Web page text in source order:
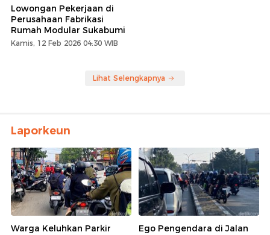
Lowongan Pekerjaan di
Perusahaan Fabrikasi
Rumah Modular Sukabumi
Kamis, 12 Feb 2026 04:30 WIB
Lihat Selengkapnya
Laporkeun
Warga Keluhkan Parkir
Ego Pengendara di Jalan